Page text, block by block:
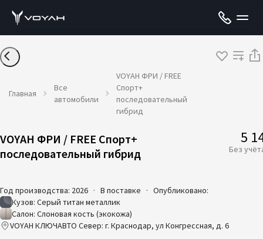
Главная
Все
автомобили
VOYAH ФРИ / FREE
Спорт+
последовательный
гибрид
VOYAH ФРИ / FREE Спорт+
последовательный гибрид
Год производства: 2026 · В поставке · Опубликовано:
Кузов: Серый титан металлик
Салон: Слоновая кость (экокожа)
VOYAH КЛЮЧАВТО Север: г. Краснодар, ул Конгрессная, д. 6
5
Без